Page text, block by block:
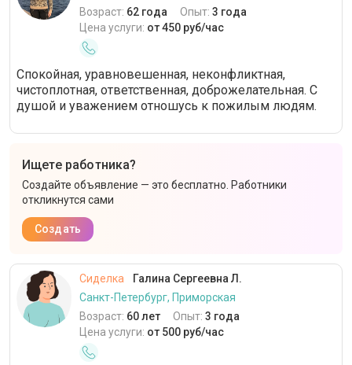
Возраст: 62 года Опыт: 3 года
Цена услуги: от 450 руб/час
Спокойная, уравновешенная, неконфликтная,
чистоплотная, ответственная, доброжелательная. С
душой и уважением отношусь к пожилым людям.
Ищете работника?
Создайте объявление — это бесплатно. Работники
откликнутся сами
Создать
Сиделка
Галина Сергеевна Л.
Санкт-Петербург, Приморская
Возраст: 60 лет Опыт: 3 года
Цена услуги: от 500 руб/час